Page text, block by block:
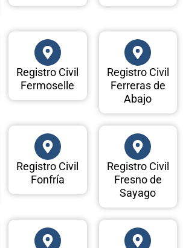
Registro Civil
Fermoselle
Registro Civil
Ferreras de
Abajo
Registro Civil
Fonfría
Registro Civil
Fresno de
Sayago